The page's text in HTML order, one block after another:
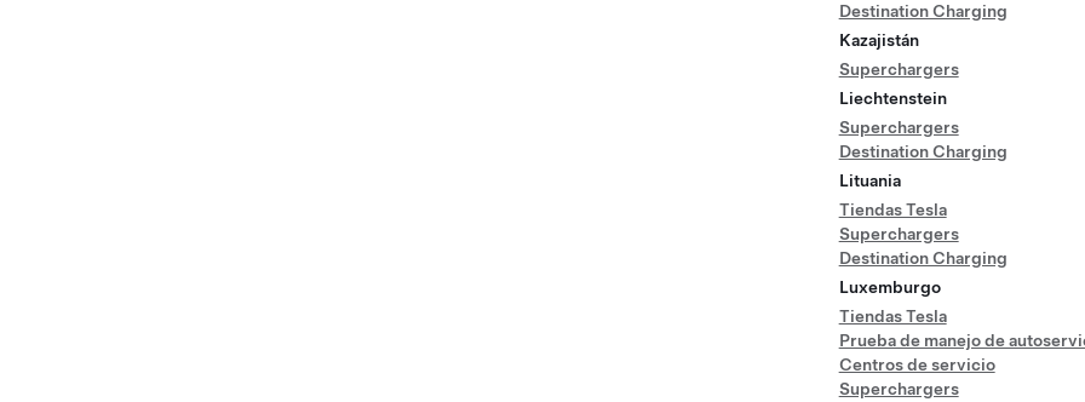
Destination Charging
Kazajistán
Superchargers
Liechtenstein
Superchargers
Destination Charging
Lituania
Tiendas Tesla
Superchargers
Destination Charging
Luxemburgo
Tiendas Tesla
Prueba de manejo de
Centros de servicio
Superchargers